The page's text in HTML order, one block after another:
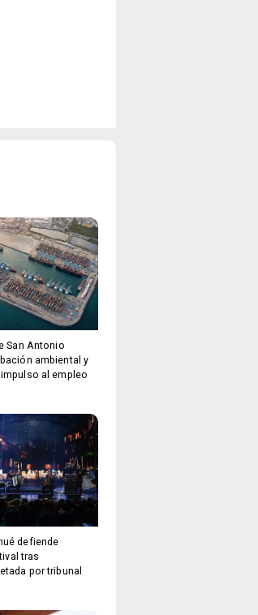
San Antonio
ambiental y
al empleo
defiende
tras
por tribunal